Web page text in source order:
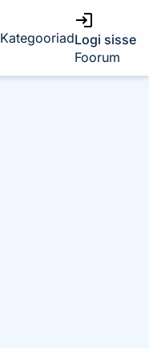
KategooriadLogi sisse
Foorum